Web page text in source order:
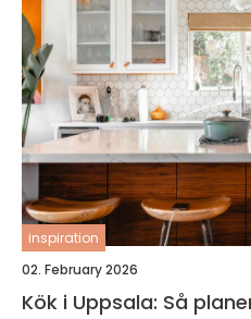
inspiration
02. February 2026
Kök i Uppsala: Så